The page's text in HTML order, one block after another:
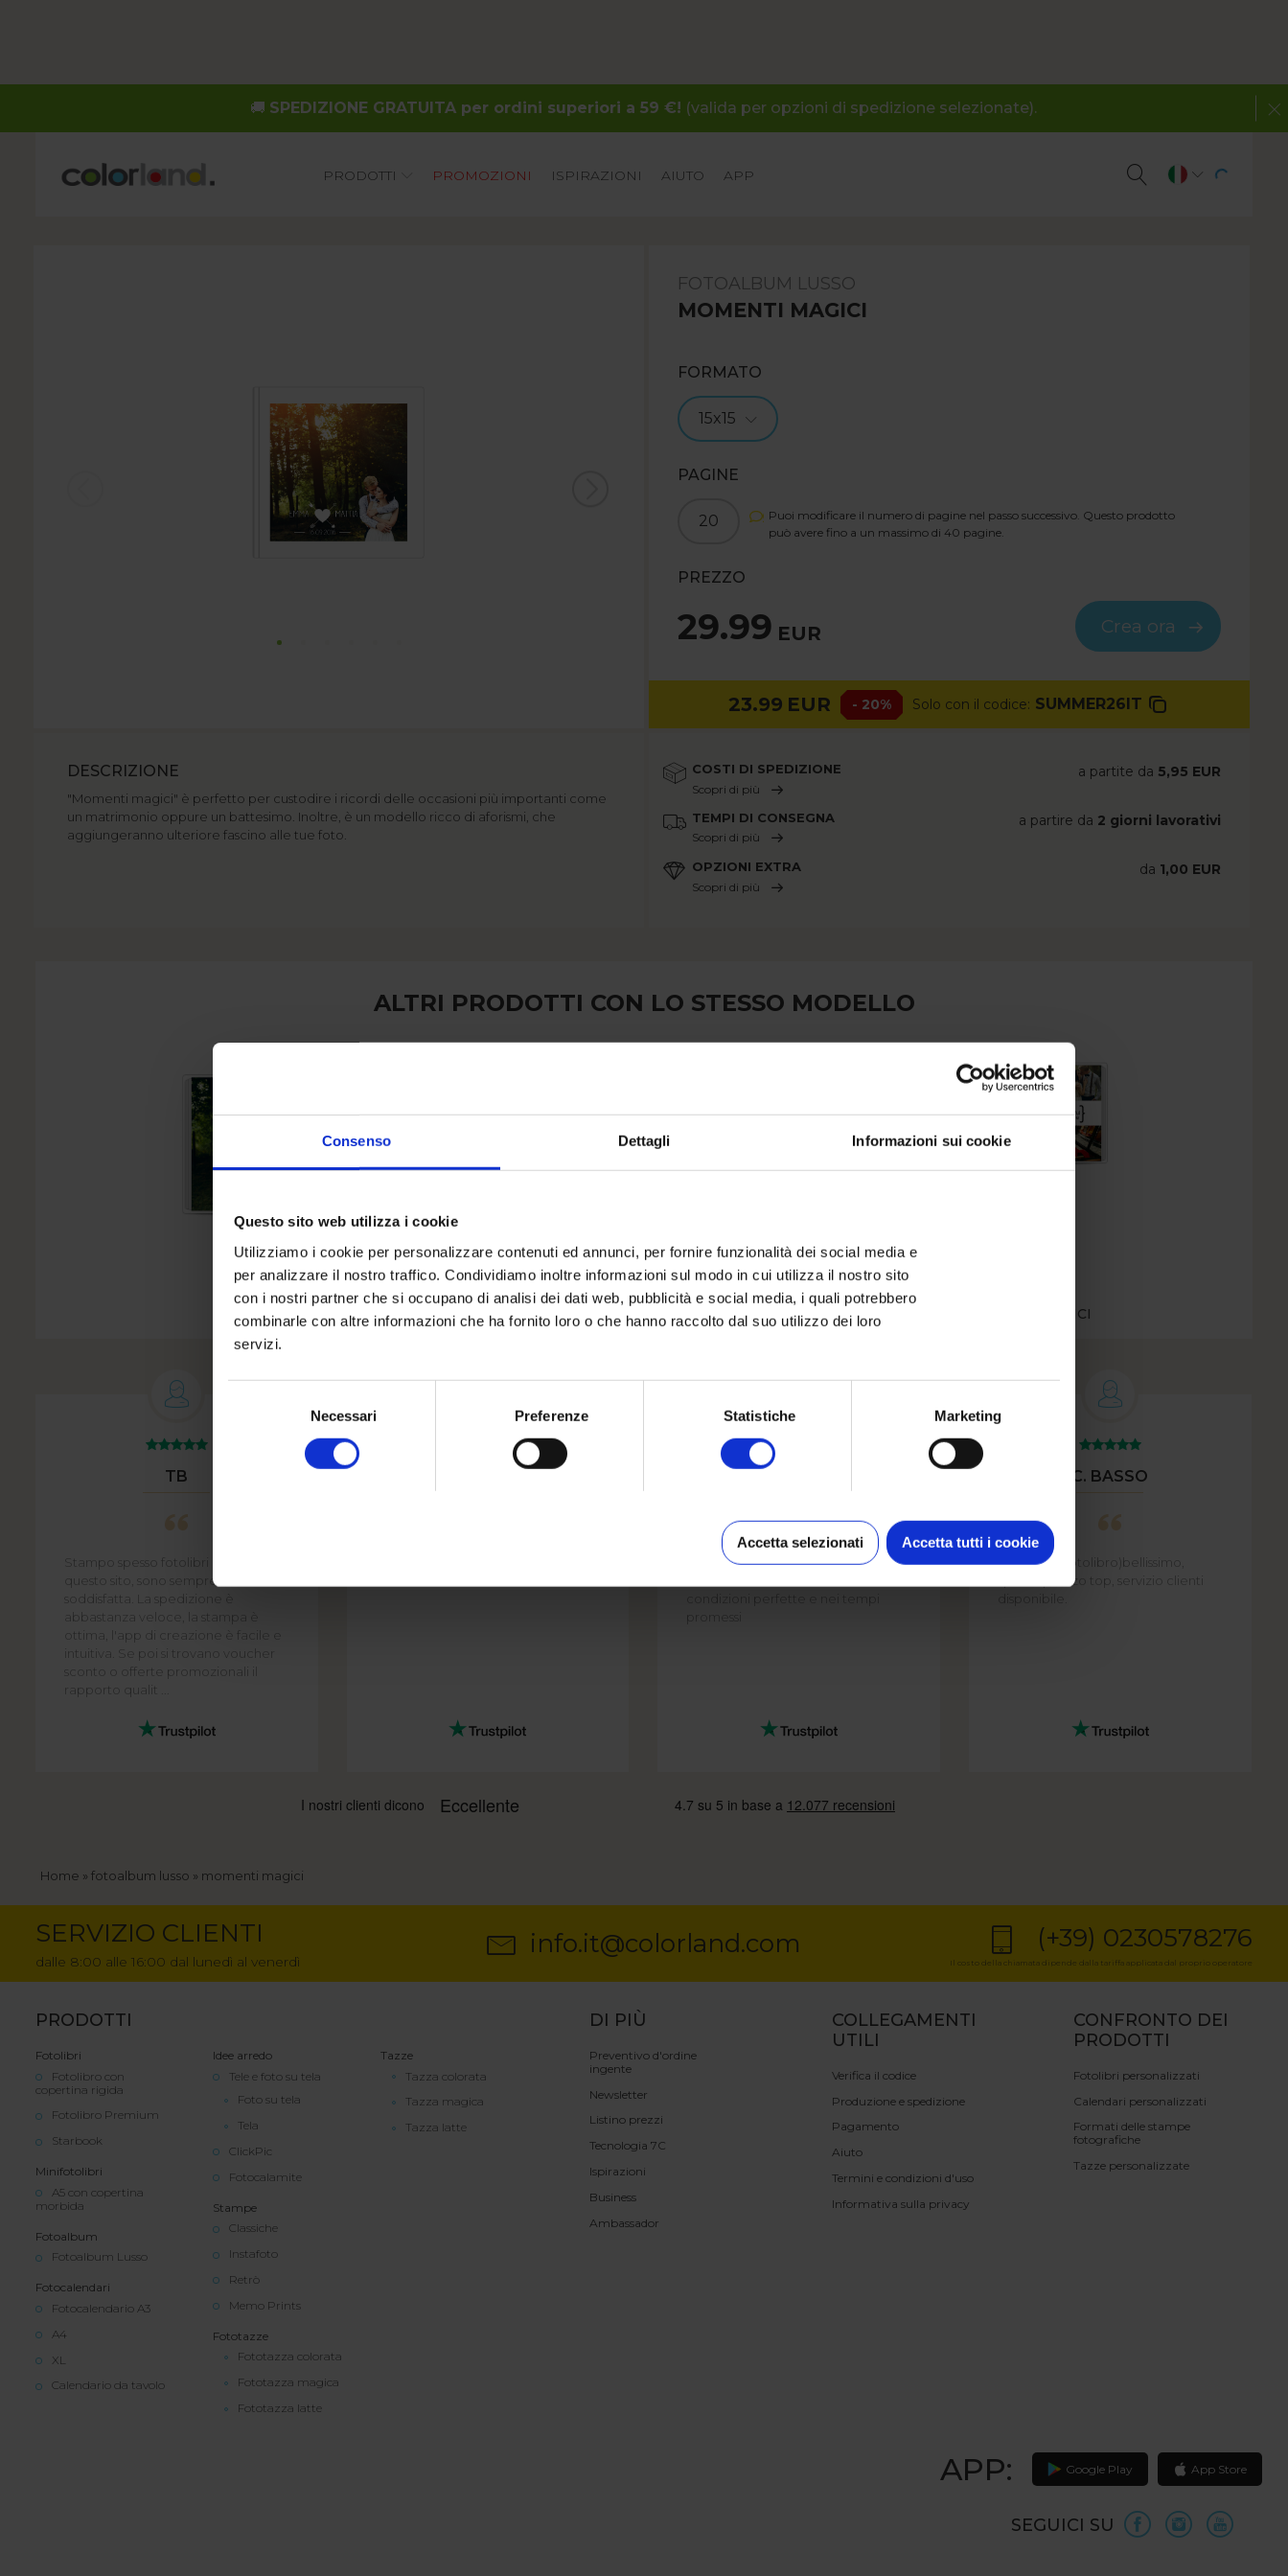
Consenso Dettagli Informazioni sui cookie
Questo sito web utilizza i cookie
Utilizziamo i cookie per personalizzare contenuti ed annunci, per fornire funzionalità dei social media e
per analizzare il nostro traffico. Condividiamo inoltre informazioni sul modo in cui utilizza il nostro sito
con i nostri partner che si occupano di analisi dei dati web, pubblicità e social media, i quali potrebbero
combinarle con altre informazioni che ha fornito loro o che hanno raccolto dal suo utilizzo dei loro
servizi.
Necessari Preferenze Statistiche Marketing
Accetta selezionati Accetta tutti i cookie
🚚 SPEDIZIONE GRATUITA per ordini superiori a 59 €! (valida per opzioni di spedizione selezionate).
Main
PRODOTTI PROMOZIONI ISPIRAZIONI AIUTO APP
FOTOALBUM LUSSO
MOMENTI MAGICI
FORMATO
15x15
PAGINE
20
Puoi modificare il numero di pagine nel passo successivo. Questo prodotto
può avere fino a un massimo di 40 pagine.
PREZZO
29.99 EUR Crea ora
23.99 EUR - 20% Solo con il codice: SUMMER26IT
DESCRIZIONE
"Momenti magici" è perfetto per custodire i ricordi delle occasioni più importanti come
un matrimonio oppure un battesimo. Inoltre, è un modello ricco di aforismi, che
aggiungeranno ulteriore fascino alle tue foto.
COSTI DI SPEDIZIONE
Scopri di più
a partite da 5,95 EUR
TEMPI DI CONSEGNA
Scopri di più
a partire da 2 giorni lavorativi
OPZIONI EXTRA
Scopri di più
da 1,00 EUR
ALTRI PRODOTTI CON LO STESSO MODELLO
FOTOLIBRO MOMENTI MAGICI FOTOTAZZA MOMENTI MAGICI MINIFOTOLIBRO MOMENTI MAGICI
TB
Stampo spesso fotolibri usando
questo sito, sono sempre rimasta
soddisfatta. La spedizione è
abbastanza veloce, la stampa è
ottima, l'app di creazione è facile e
intuitiva. Se poi si trovano voucher
sconto o offerte promozionali il
rapporto qualit ...
La stampa su tela ordinata è molto
promessi
C. BASSO
Prodotto ( fotolibro)bellissimo,
qualità prezzo top, servizio clienti
Briciole
di
pane
Home fotoalbum lusso momenti magici
SERVIZIO CLIENTI
dalle 8:00 alle 16:00 dal lunedì al venerdì
info.it@colorland.com (+39) 0230578276
Il costo della chiamata dipende dalla tariffa applicata dal proprio operatore
PRODOTTI
Fotolibri
Fotolibro con
copertina rigida
Fotolibro Premium
Starbook
Minifotolibri
A5 con copertina
morbida
Fotoalbum
Fotoalbum Lusso
Fotocalendari
Fotocalendario A3
A4
XL
Calendario da tavolo
Idee arredo
Tele e foto su tela
Foto su tela
Tela
ClickPic
Fotocalamite
Stampe
Classiche
Instafoto
Retrò
Memo Prints
Fototazze
Fototazza colorata
Fototazza magica
Fototazza latte
Tazze
Tazza colorata
Tazza magica
Tazza latte
DI PIÙ
Preventivo d'ordine
ingente
Newsletter
Listino prezzi
Tecnologia 7C
Ispirazioni
Business
Ambassador
COLLEGAMENTI
UTILI
Verifica il codice
Produzione e spedizione
Pagamento
Aiuto
Termini e condizioni d'uso
Informativa sulla privacy
CONFRONTO DEI
PRODOTTI
Fotolibri personalizzati
Calendari personalizzati
Formati delle stampe
fotografiche
Tazze personalizzate
APP: Google Play App Store
SEGUICI SU